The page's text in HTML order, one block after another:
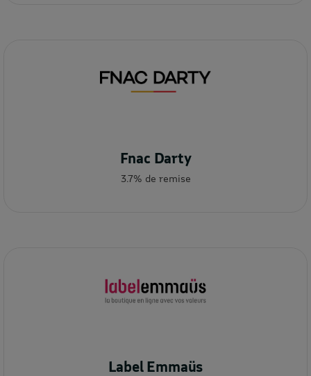
Fnac Darty
3.7% de remise
Label Emmaüs